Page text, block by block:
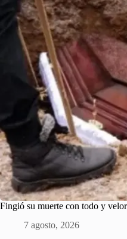
Fingió su muerte con todo y
7 agosto, 2026